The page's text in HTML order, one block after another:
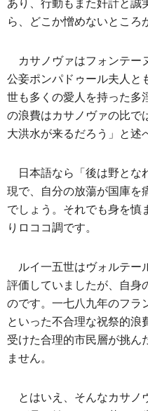
あり、行動もまた奸計と誠
ら、どこか憎めないところ
カサノヴァはフォンテー
公妾ポンパドゥール夫人と
世も多くの愛人を持った多
の浪費はカサノヴァの比で
大洪水が来るだろう」と述
日本語なら「後は野とな
現で、自分の放蕩が国庫を
でしょう。それでも身を慎
りロココ調です。
ルイ一五世はヴォルテー
評価していましたが、自身
のです。一七八九年のフラ
といった不合理な祝祭的浪
受けた合理的市民層が挑ん
ません。
とはいえ、そんなカサノ